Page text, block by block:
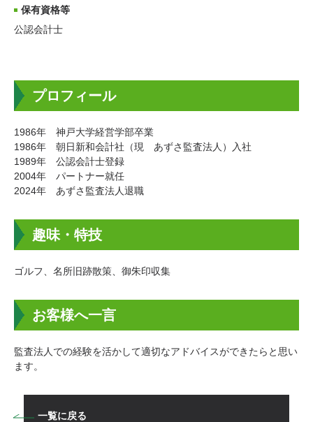
保有資格等
公認会計士
プロフィール
1986年 神戸大学経営学部卒業
1986年 朝日新和会計社（現 あずさ監査法人）入社
1989年 公認会計士登録
2004年 パートナー就任
2024年 あずさ監査法人退職
趣味・特技
ゴルフ、名所旧跡散策、御朱印収集
お客様へ一言
監査法人での経験を活かして適切なアドバイスができたらと思い
ます。
一覧に戻る